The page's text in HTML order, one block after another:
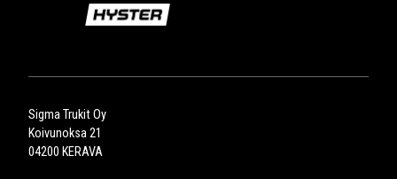
Sigma Trukit Oy
Koivunoksa 21
04200 KERAVA